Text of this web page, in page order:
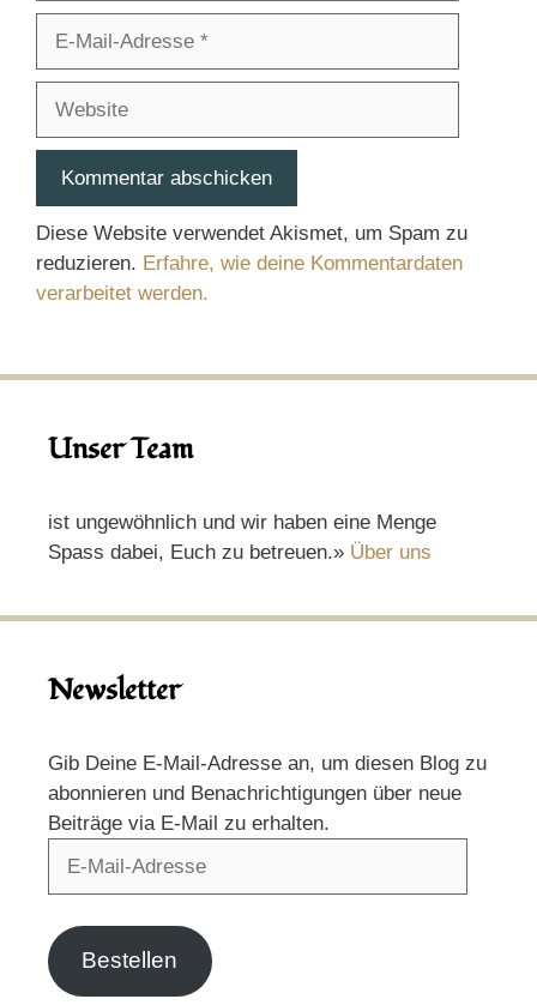
Adresse
Diese Website verwendet Akismet, um Spam zu
reduzieren. Erfahre, wie deine Kommentardaten
verarbeitet werden.
Unser Team
ist ungewöhnlich und wir haben eine Menge
Spass dabei, Euch zu betreuen.» Über uns
Newsletter
Gib Deine E-Mail-Adresse an, um diesen Blog zu
abonnieren und Benachrichtigungen über neue
Beiträge via E-Mail zu erhalten.
Bestellen